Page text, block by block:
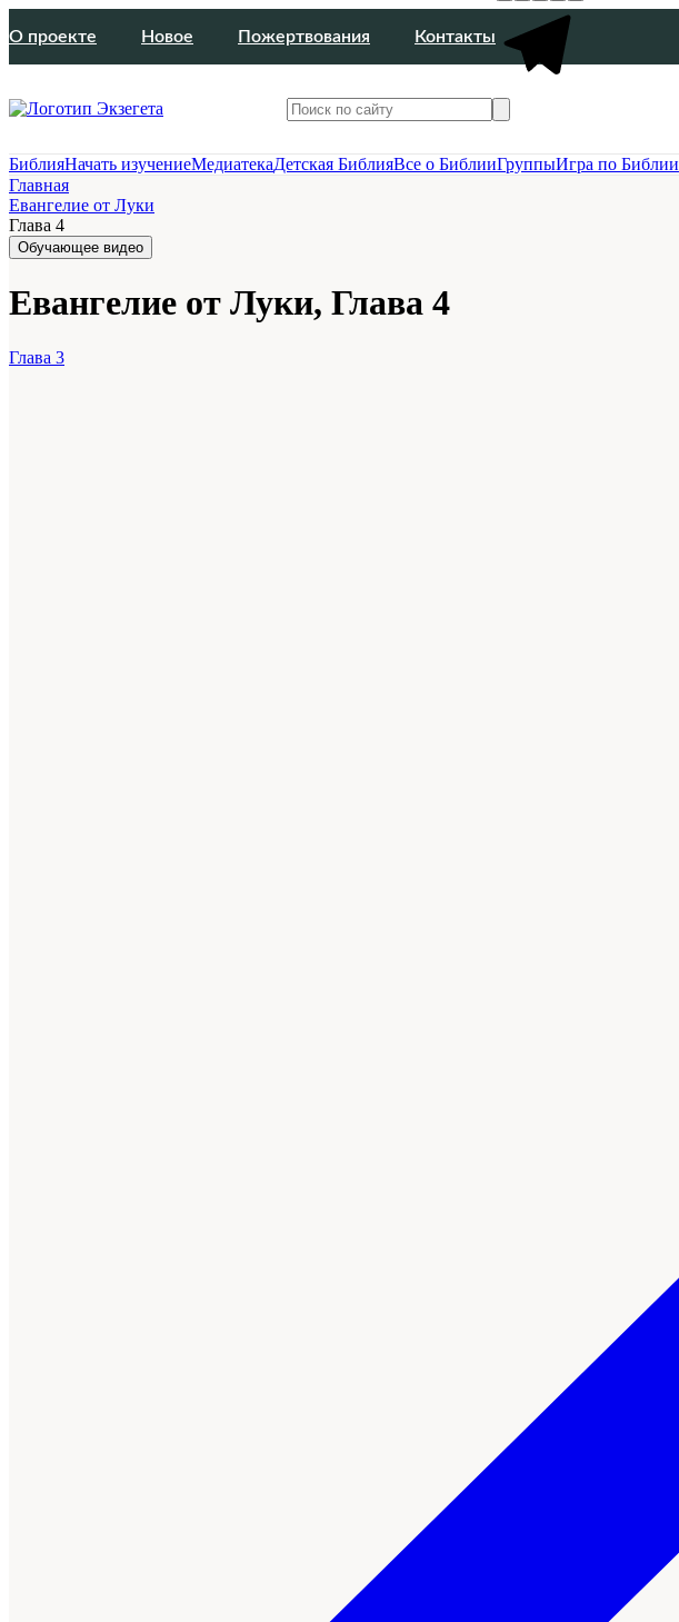
О проекте Новое Пожертвования Контакты
БиблияНачать изучениеМедиатекаДетская БиблияВсе о БиблииГруппыИгра по Библии
Главная
Евангелие от Луки
Глава 4
Обучающее видео
Евангелие от Луки, Глава 4
Глава 3